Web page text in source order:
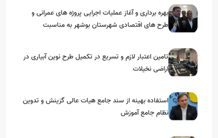
بهره برداری و آغاز عملیات اجرایی پروژه های عمرانی و
طرح های اقتصادی شهرستان بوشهر به مناسبت
تامین اعتبار لازم و تسریع در تکمیل طرح نوین آبیاری در
اراضی نخیلات
استفاده بهینه از سند جامع هیات عالی گزینش و‌ تدوین
نظام جامع آموزش